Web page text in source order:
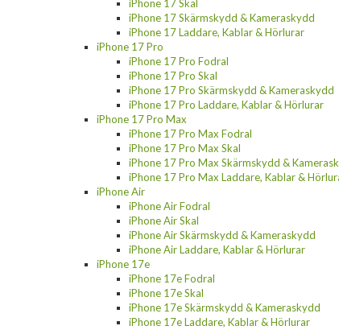
iPhone 17 Skal
iPhone 17 Skärmskydd & Kameraskydd
iPhone 17 Laddare, Kablar & Hörlurar
iPhone 17 Pro
iPhone 17 Pro Fodral
iPhone 17 Pro Skal
iPhone 17 Pro Skärmskydd & Kameraskydd
iPhone 17 Pro Laddare, Kablar & Hörlurar
iPhone 17 Pro Max
iPhone 17 Pro Max Fodral
iPhone 17 Pro Max Skal
iPhone 17 Pro Max Skärmskydd &
iPhone 17 Pro Max Laddare, Kablar &
iPhone Air
iPhone Air Fodral
iPhone Air Skal
iPhone Air Skärmskydd & Kameraskydd
iPhone Air Laddare, Kablar & Hörlurar
iPhone 17e
iPhone 17e Fodral
iPhone 17e Skal
iPhone 17e Skärmskydd & Kameraskydd
iPhone 17e Laddare, Kablar & Hörlurar